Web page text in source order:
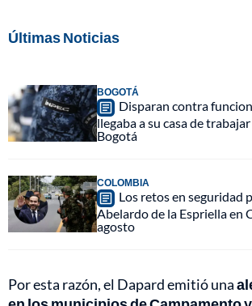
Últimas Noticias
BOGOTÁ
Disparan contra
llegaba a su casa de
Bogotá
COLOMBIA
Los retos en seguridad
Abelardo de la Espriella en
agosto
Por esta razón, el Dapard emitió una